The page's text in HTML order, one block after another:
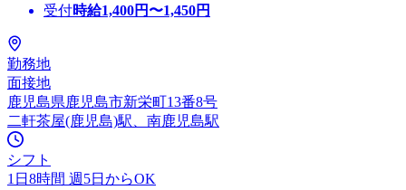
受付時給1,400円〜1,450円
勤務地
面接地
鹿児島県鹿児島市新栄町13番8号
二軒茶屋(鹿児島)駅、南鹿児島駅
シフト
1日8時間 週5日からOK